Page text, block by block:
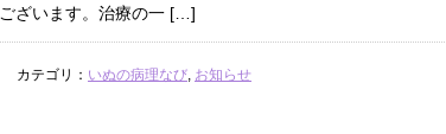
ございます。治療の一 […]
カテゴリ： いぬの病理なび, お知らせ